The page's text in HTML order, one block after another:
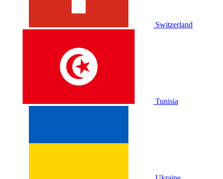
Switzerland
Tunisia